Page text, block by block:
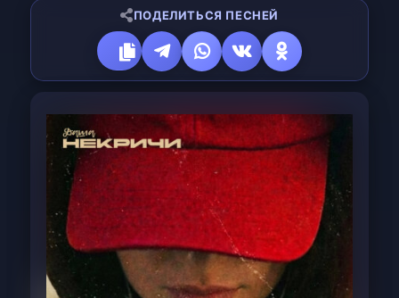
ПОДЕЛИТЬСЯ ПЕСНЕЙ